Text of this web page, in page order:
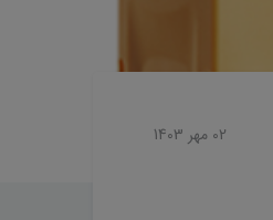
02 مهر 1403